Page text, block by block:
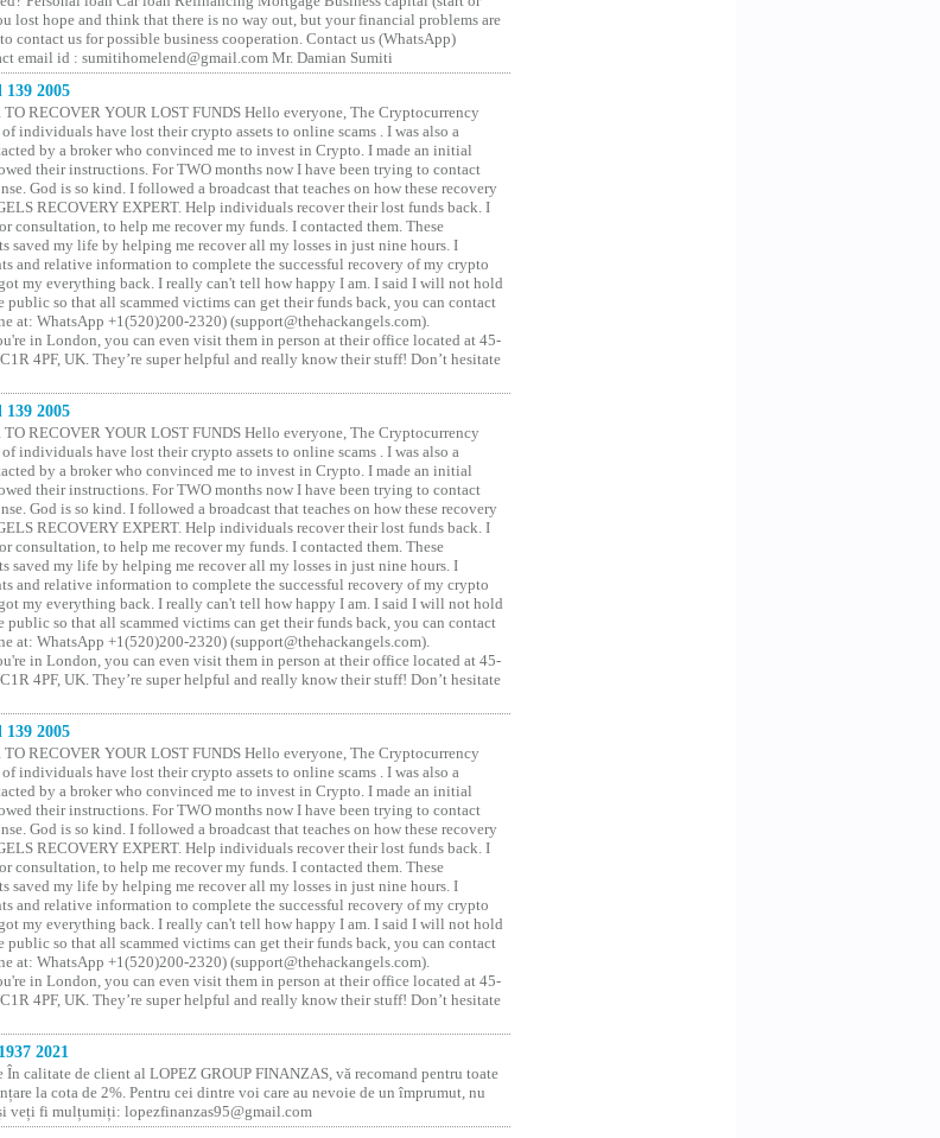
lost hope and think that there is no way out, but your financial problems are
contact us for possible business cooperation. Contact us (WhatsApp)
email id : sumitihomelend@gmail.com Mr. Damian Sumiti
139 2005
RECOVER YOUR LOST FUNDS Hello everyone, The Cryptocurrency
individuals have lost their crypto assets to online scams . I was also a
by a broker who convinced me to invest in Crypto. I made an initial
their instructions. For TWO months now I have been trying to contact
God is so kind. I followed a broadcast that teaches on how these recovery
RECOVERY EXPERT. Help individuals recover their lost funds back. I
consultation, to help me recover my funds. I contacted them. These
saved my life by helping me recover all my losses in just nine hours. I
and relative information to complete the successful recovery of my crypto
my everything back. I really can't tell how happy I am. I said I will not hold
public so that all scammed victims can get their funds back, you can contact
at: WhatsApp +1(520)200-2320) (support@thehackangels.com).
in London, you can even visit them in person at their office located at 45-
4PF, UK. They’re super helpful and really know their stuff! Don’t hesitate
139 2005
RECOVER YOUR LOST FUNDS Hello everyone, The Cryptocurrency
individuals have lost their crypto assets to online scams . I was also a
by a broker who convinced me to invest in Crypto. I made an initial
their instructions. For TWO months now I have been trying to contact
God is so kind. I followed a broadcast that teaches on how these recovery
RECOVERY EXPERT. Help individuals recover their lost funds back. I
consultation, to help me recover my funds. I contacted them. These
saved my life by helping me recover all my losses in just nine hours. I
and relative information to complete the successful recovery of my crypto
my everything back. I really can't tell how happy I am. I said I will not hold
public so that all scammed victims can get their funds back, you can contact
at: WhatsApp +1(520)200-2320) (support@thehackangels.com).
in London, you can even visit them in person at their office located at 45-
4PF, UK. They’re super helpful and really know their stuff! Don’t hesitate
139 2005
RECOVER YOUR LOST FUNDS Hello everyone, The Cryptocurrency
individuals have lost their crypto assets to online scams . I was also a
by a broker who convinced me to invest in Crypto. I made an initial
their instructions. For TWO months now I have been trying to contact
God is so kind. I followed a broadcast that teaches on how these recovery
RECOVERY EXPERT. Help individuals recover their lost funds back. I
consultation, to help me recover my funds. I contacted them. These
saved my life by helping me recover all my losses in just nine hours. I
and relative information to complete the successful recovery of my crypto
my everything back. I really can't tell how happy I am. I said I will not hold
public so that all scammed victims can get their funds back, you can contact
at: WhatsApp +1(520)200-2320) (support@thehackangels.com).
in London, you can even visit them in person at their office located at 45-
4PF, UK. They’re super helpful and really know their stuff! Don’t hesitate
2021
calitate de client al LOPEZ GROUP FINANZAS, vă recomand pentru toate
la cota de 2%. Pentru cei dintre voi care au nevoie de un împrumut, nu
veți fi mulțumiți: lopezfinanzas95@gmail.com